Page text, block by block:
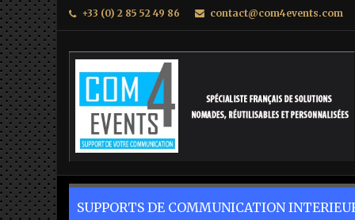
+33 (0) 2 85 52 49 86 contact@com4events.com
SUPPORTS DE COMMUNICATION